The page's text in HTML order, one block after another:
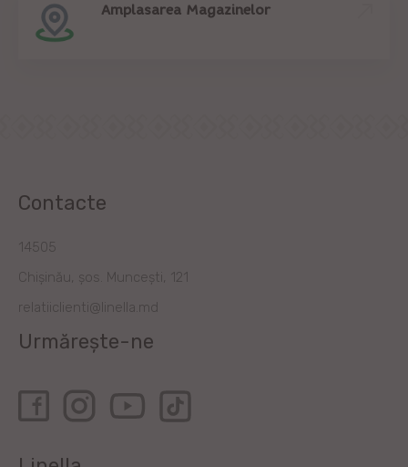
Amplasarea Magazinelor
Contacte
14505
Chișinău, șos. Muncești, 121
relatiiclienti@linella.md
Urmărește-ne